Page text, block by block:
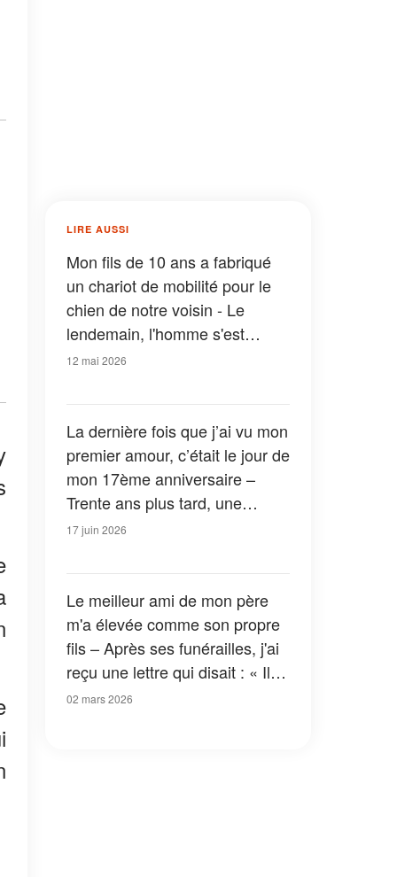
LIRE AUSSI
Mon fils de 10 ans a fabriqué
un chariot de mobilité pour le
chien de notre voisin - Le
lendemain, l'homme s'est
présenté à notre porte et a dit :
12 mai 2026
La dernière fois que j’ai vu mon
premier amour, c’était le jour de
mon 17ème anniversaire –
Trente ans plus tard, une
femme qui lui ressemblait
17 juin 2026
Le meilleur ami de mon père
m'a élevée comme son propre
fils – Après ses funérailles, j'ai
reçu une lettre qui disait : « Il
n'était pas celui qu'il prétendait
02 mars 2026